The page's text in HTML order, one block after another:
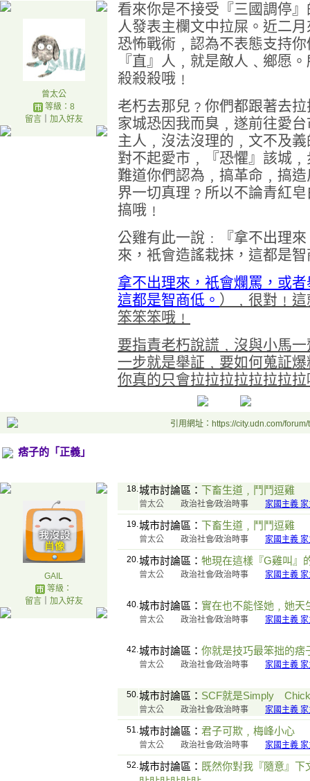
曾太公
等級：8
留言｜ 加入好友
看來你是不接受『三國調停
人發表主欄文中拉屎。近二
恐怖戰術﹐認為不表態支持
『直』人﹐就是敵人﹑鄉愿
殺殺殺哦﹗
老朽去那兒﹖你們都跟著去
家城恐因我而臭﹐遂前往愛
主人﹐沒法沒理的﹐文不及
對不起愛市﹐『恐懼』該城
難道你們認為﹐搞革命﹐搞
界一切真理﹖所以不論青紅
搞哦﹗
公雞有此一說﹕『拿不出理
來，衹會造謠栽抹，這都是
拿不出理來，衹會爛罵，或
這都是智商低。 ）﹐很對﹗
笨笨笨哦﹗
要指責老朽說謊﹐沒與小馬
一步就是舉証﹐要如何蒐証
你真的只會拉拉拉拉拉拉拉拉
引用網址：https://city.udn.com/
痞子的「正義」
GAIL
等級：
留言｜ 加入好友
18.城市討論區： 下畜生道﹐鬥鬥逗雞
曾太公 政治社會∕政治時事 家國主義
19.城市討論區： 下畜生道﹐鬥鬥逗雞
曾太公 政治社會∕政治時事 家國主義
20.城市討論區： 牠現在這樣『G雞叫』
曾太公 政治社會∕政治時事 家國主義
40.城市討論區： 實在也不能怪她﹐她天
曾太公 政治社會∕政治時事 家國主義
42.城市討論區： 你就是技巧最笨拙的痞
曾太公 政治社會∕政治時事 家國主義
50.城市討論區： SCF就是Simply
曾太公 政治社會∕政治時事 家國主義
51.城市討論區： 君子可欺﹐梅峰小心
曾太公 政治社會∕政治時事 家國主義
52.城市討論區： 既然你對我『隨意』